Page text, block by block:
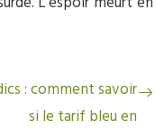
: comment savoir
si le tarif bleu en